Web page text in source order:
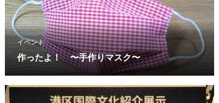
イベント
作ったよ！ 〜手作りマスク〜